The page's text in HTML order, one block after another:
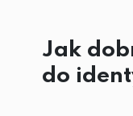
Jak
do